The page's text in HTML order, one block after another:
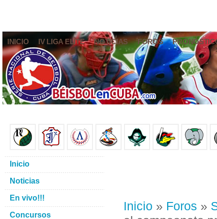
INICIO IV LIGA ELITE NOTICIAS FOROS
Inicio » Foros »
Inicio
Noticias
En vivo!!!
Concursos